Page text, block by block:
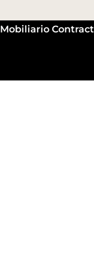
Mobiliario Contract